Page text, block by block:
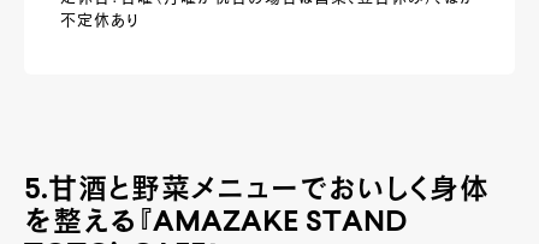
不定休あり
5.甘酒と野菜メニューでおいしく身体
を整える『AMAZAKE STAND